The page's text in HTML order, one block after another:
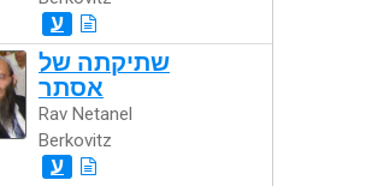
ע
שתיקתה של
אסתר
Rav Netanel
Berkovitz
ע